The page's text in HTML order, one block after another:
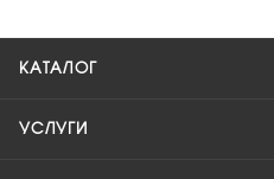
КАТАЛОГ
УСЛУГИ